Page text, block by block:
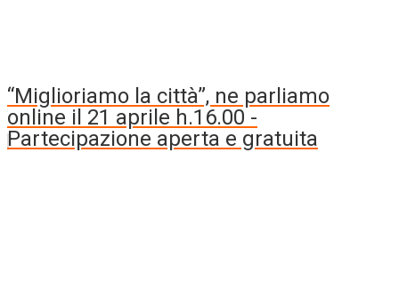
“Miglioriamo la città”, ne parliamo
online il 21 aprile h.16.00 -
Partecipazione aperta e gratuita